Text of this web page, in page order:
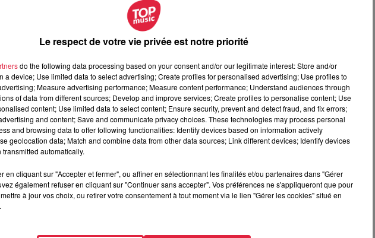
de large par 3 mètres de long. Le premier morceau est arrivé
la mise en place qui était prévue dès ce matin 9h a été
pieds dans l'eau,
vous pourrez vous prélasser sur ce ponton
Le respect de votre vie privée est notre priorité
do the following data processing based on your consent and/or our legitimate interest: Store and/or
a device; Use limited data to select advertising; Create profiles for personalised advertising; Use profiles to
Measure advertising performance; Measure content performance; Understand audiences through
of data from different sources; Develop and improve services; Create profiles to personalise content; Use
content; Use limited data to select content; Ensure security, prevent and detect fraud, and fix errors;
and content; Save and communicate privacy choices. These technologies may process personal
and browsing data to offer following functionalities: Identify devices based on information actively
geolocation data; Match and combine data from other data sources; Link different devices; Identify devices
automatically.
en cliquant sur "Accepter et fermer", ou affiner en sélectionnant les finalités et/ou partenaires dans "Gérer
également refuser en cliquant sur "Continuer sans accepter". Vos préférences ne s'appliqueront que pour
à jour vos choix, ou retirer votre consentement à tout moment via le lien "Gérer les cookies" situé en